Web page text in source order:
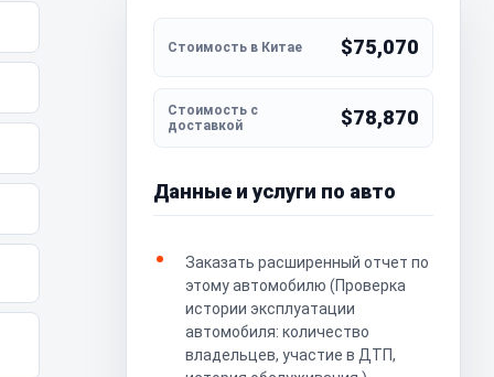
$75,070
$78,870
Данные и услуги по авто
Заказать расширенный отчет по
этому автомобилю (Проверка
истории эксплуатации
автомобиля: количество
владельцев, участие в ДТП,